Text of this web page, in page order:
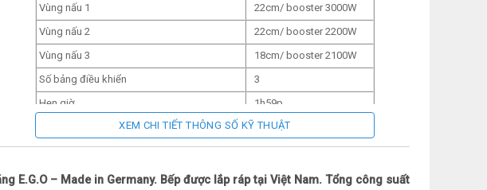
Vùng nấu 1
22cm/ booster 3000W
Vùng nấu 2
22cm/ booster 2200W
Vùng nấu 3
18cm/ booster 2100W
Số bảng điều khiển
3
Hẹn giờ
1h59p
Tiêu chuẩn chất lượng
EMC, CE
Tính năng thông minh
Dừng bếp tạm thời
Có
XEM CHI TIẾT THÔNG SỐ KỸ THUẬT
E.G.O – Made in Germany. Bếp được lắp ráp tại Việt Nam. Tổng công suất